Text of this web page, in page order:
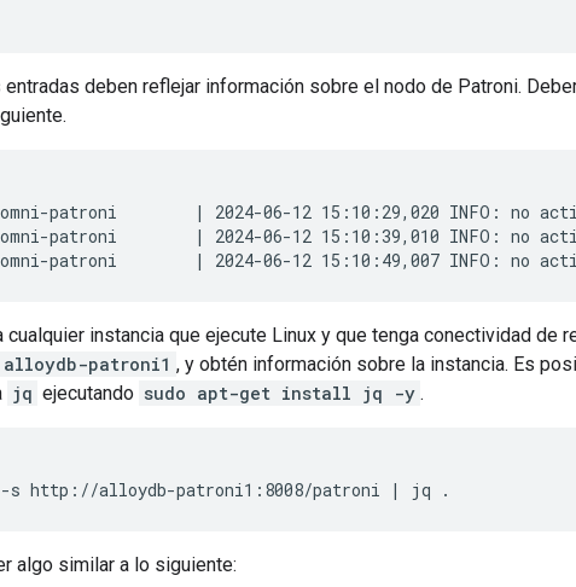
deben reflejar información sobre el nodo de Patroni.
patroni        | 2024-06-12 15:10:29,020 INFO: no
patroni        | 2024-06-12 15:10:39,010 INFO: no
cualquier instancia que ejecute Linux y que tenga conectividad de
alloydb-patroni1 , y obtén información sobre la instancia. Es
jq ejecutando sudo apt-get install jq -y .
algo similar a lo siguiente: